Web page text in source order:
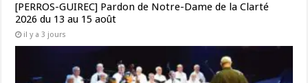
[PERROS-GUIREC] Pardon de Notre-Dame de la Clarté
2026 du 13 au 15 août
il y a 3 jours